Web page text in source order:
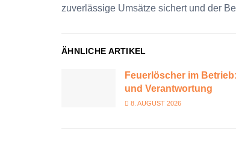
zuverlässige Umsätze sichert und der
ÄHNLICHE ARTIKEL
Feuerlöscher im
und Verantwortung
8. AUGUST 2026